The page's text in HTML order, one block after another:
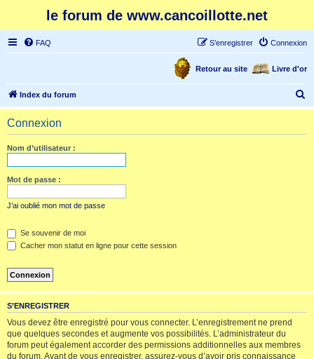
le forum de www.cancoillotte.net
FAQ Connexion
S’enregistrer
Livre d'or
Retour au site
Index du forum
e
Connexion
Nom d’utilisateur :
Mot de passe :
J’ai oublié mon mot de passe
Se souvenir de moi
Cacher mon statut en ligne pour cette session
S’ENREGISTRER
Vous devez être enregistré pour vous connecter. L’enregistrement ne prend
que quelques secondes et augmente vos possibilités. L’administrateur du
forum peut également accorder des permissions additionnelles aux membres
du forum. Avant de vous enregistrer, assurez-vous d’avoir pris connaissance